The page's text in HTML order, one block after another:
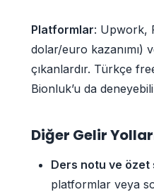
Platformlar: Upwork,
dolar/euro kazanımı)
çıkanlardır. Türkçe
Bionluk’u da
Diğer Gelir
Ders notu ve özet
platformlar veya